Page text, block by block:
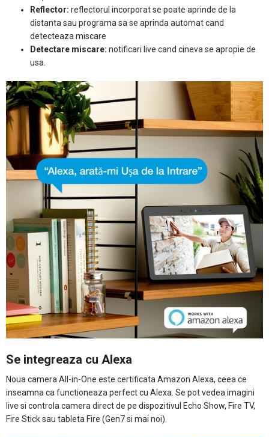
Reflector: reflectorul incorporat se poate aprinde de la
distanta sau programa sa se aprinda automat cand
detecteaza miscare
Detectare miscare: notificari live cand cineva se apropie de
usa.
Se integreaza cu Alexa
Noua camera All-in-One este certificata Amazon Alexa, ceea ce
inseamna ca functioneaza perfect cu Alexa. Se pot vedea imagini
live si controla camera direct de pe dispozitivul Echo Show, Fire TV,
Fire Stick sau tableta Fire (Gen7 si mai noi).